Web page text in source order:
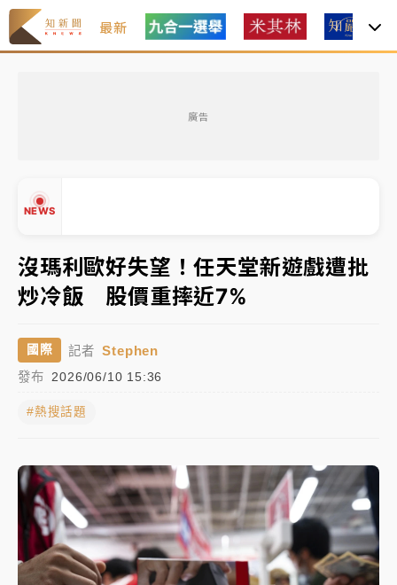
最新
廣告
NEWS
中颱白海豚環流掠北海！今明防劇烈降雨 東部高溫飆
38度
周末精選｜ 慈濟遭詐10億完整始末曝！律師掮客大玩兩
面手法 郭台銘、蔡英文成關鍵
本周爆款短影音｜ 柯文哲帶電子手鐶拄拐杖現身／周玉
周末精選｜
任 預算難關如何解？
父親節玩樂園！六福村今明2天「爸爸免費」 遠雄海洋
買1送1
白海豚逼近！新北高灘地停車場下午4時強制拖吊 中午
開放水門周邊紅黃線停車
沒瑪利歐好失望！任天堂新遊戲遭批
炒冷飯 股價重摔近7%
國際 記者 Stephen
發布 2026/06/10 15:36
#熱搜話題